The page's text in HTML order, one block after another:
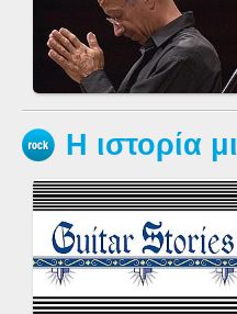
Η ιστορία